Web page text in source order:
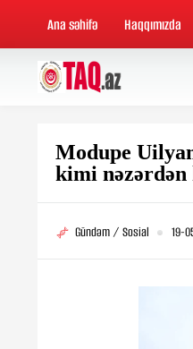
Ana səhifə Haqqımızda
Modupe
kimi
Gündəm / Sosial 19-